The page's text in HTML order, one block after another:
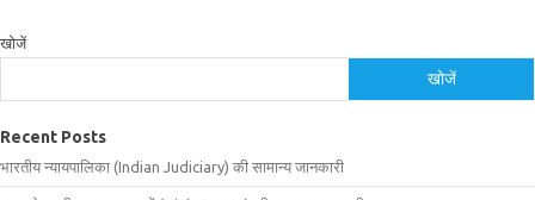
खोजें
खोजें
Recent Posts
भारतीय न्यायपालिका (Indian Judiciary) की सामान्य जानकारी